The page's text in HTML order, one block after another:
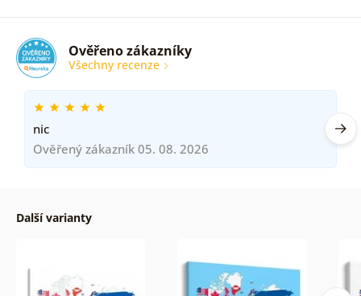
Ověřeno zákazníky
Všechny recenze
nic
Ověřený zákazník 05. 08. 2026
Další varianty